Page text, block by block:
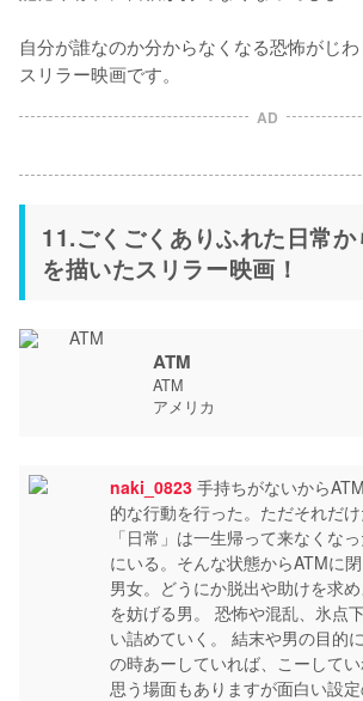
自分が誰なのか分からなくなる恐怖がじ
スリラー映画です。
AD
11.ごくごくありふれた日常
を描いたスリラー映画！
ATM
ATM
アメリカ
naki_0823 手持ちがないから
的な行動を行った。ただそれだ
「日常」は一生帰って来なくな
にいる。そんな状態からATMに
男女。どうにか脱出や助けを求
を妨げる男。 恐怖や混乱、氷点
い詰めていく。 結末や男の目的
の時あーしていれば、こーして
思う場面もありますが面白い設定